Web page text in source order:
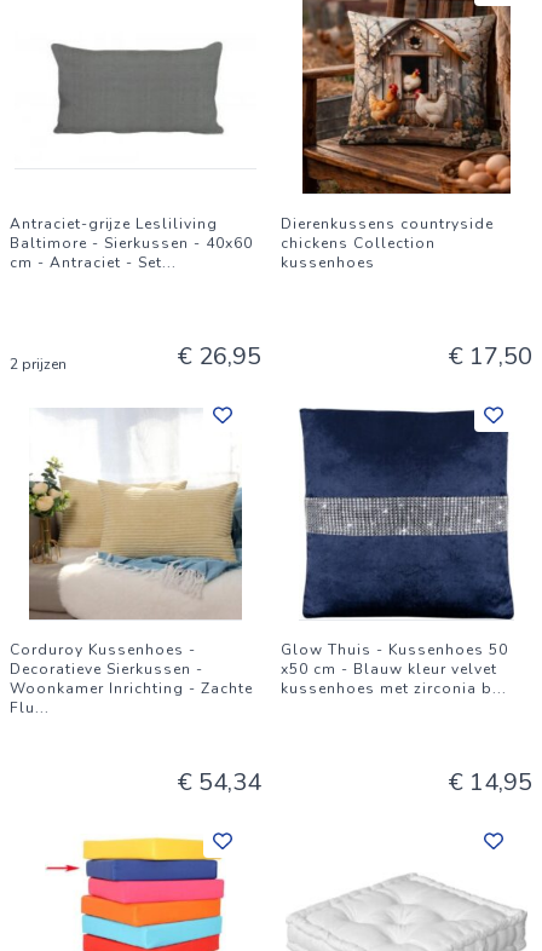
Antraciet-grijze Lesliliving
Baltimore - Sierkussen - 40x60
cm - Antraciet - Set...
2 prijzen € 26,95
Dierenkussens countryside
chickens Collection
kussenhoes
€ 17,50
Corduroy Kussenhoes -
Decoratieve Sierkussen -
Woonkamer Inrichting - Zachte
Flu...
€ 54,34
Glow Thuis - Kussenhoes 50
x50 cm - Blauw kleur velvet
kussenhoes met zirconia b...
€ 14,95